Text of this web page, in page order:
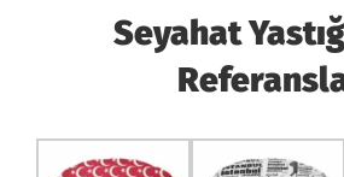
Seyahat